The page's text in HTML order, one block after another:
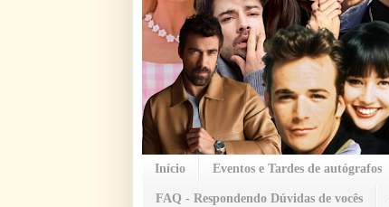
Início Eventos e Tardes de autógrafos
FAQ - Respondendo Dúvidas de vocês